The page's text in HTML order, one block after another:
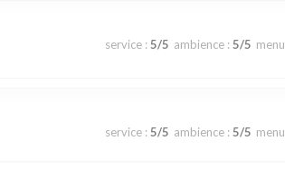
service: 5/5 ambience: 5/5 menu
service: 5/5 ambience: 5/5 menu